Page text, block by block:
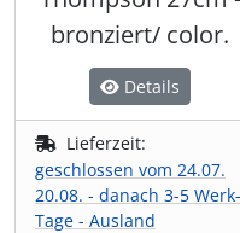
bronziert/ color.
Details
Lieferzeit:
geschlossen vom 24.07.
20.08. - danach 3-5 Werk-
Tage - Ausland